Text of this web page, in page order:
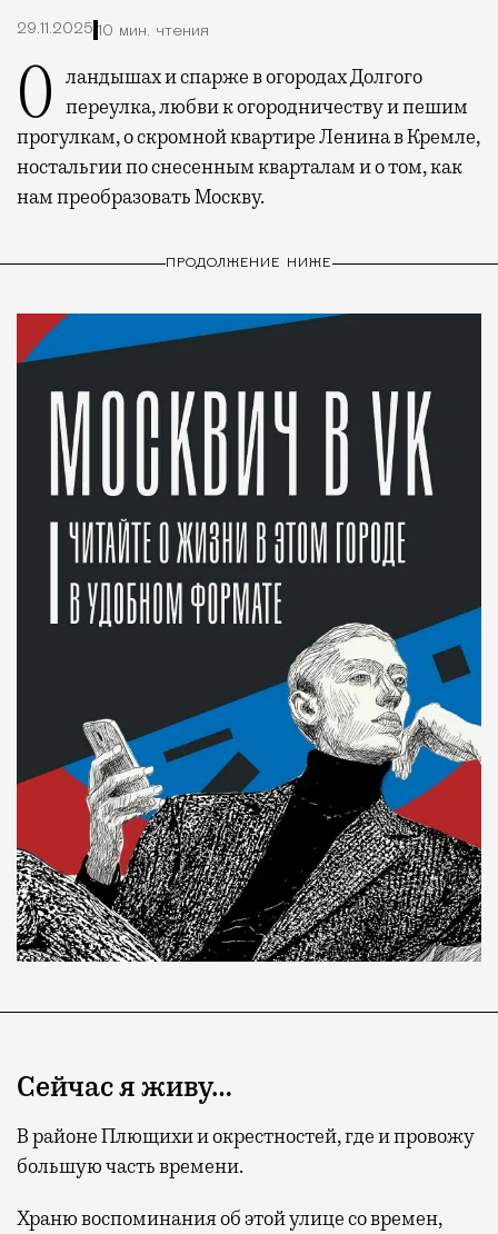
29.11.2025 10 мин. чтения
О ландышах и спарже в огородах Долгого переулка, любви к огородничеству и пешим
прогулкам, о скромной квартире Ленина в Кремле,
ностальгии по снесенным кварталам и о том, как
нам преобразовать Москву.
ПРОДОЛЖЕНИЕ НИЖЕ
Сейчас я живу…
В районе Плющихи и окрестностей, где и провожу
большую часть времени.
Храню воспоминания об этой улице со времен,